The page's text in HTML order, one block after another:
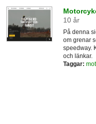
10 år
På denna
om grenar
speedway.
och länkar.
Taggar: